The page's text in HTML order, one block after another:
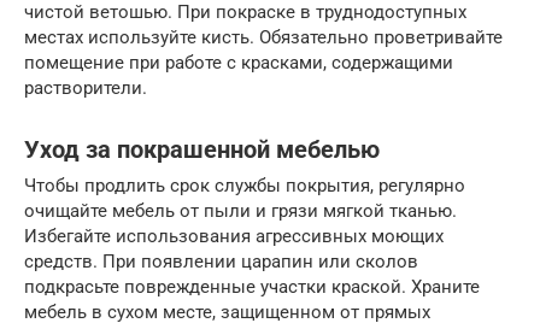
чистой ветошью. При покраске в труднодоступных
местах используйте кисть. Обязательно проветривайте
помещение при работе с красками, содержащими
растворители.
Уход за покрашенной мебелью
Чтобы продлить срок службы покрытия, регулярно
очищайте мебель от пыли и грязи мягкой тканью.
Избегайте использования агрессивных моющих
средств. При появлении царапин или сколов
подкрасьте поврежденные участки краской. Храните
мебель в сухом месте, защищенном от прямых